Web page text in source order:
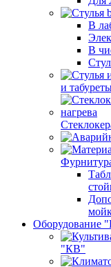
В
В
и
Оборудование
"КВ"